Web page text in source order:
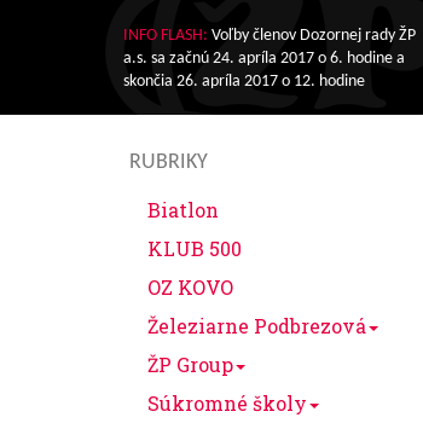
INFO FLASH: Voľby členov Dozornej rady ŽP
a.s. sa začnú 24. apríla 2017 o 6. hodine a
skončia 26. apríla 2017 o 12. hodine
RUBRIKY
Biatlon
KLUB 500
OZ KOVO
Železiarne Podbrezová
ŽP Group
Súkromné školy